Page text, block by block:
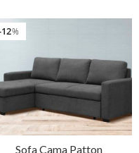
%
12
Sofa Cama Patton